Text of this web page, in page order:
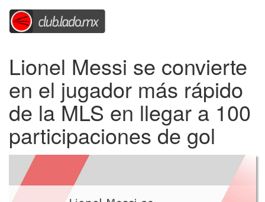
Lionel Messi se convierte
en el jugador más rápido
de la MLS en llegar a 100
participaciones de gol